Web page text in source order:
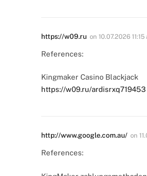
https://w09.ru on 10.07.2026 11:15
References:
Kingmaker Casino Blackjack
https://w09.ru/ardisrxq719453
http://www.google.com.au/ on
References: